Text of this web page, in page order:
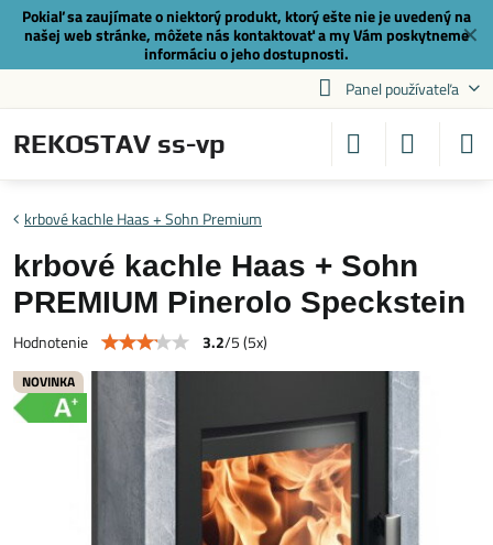
✕
Pokiaľ sa zaujímate o niektorý produkt, ktorý ešte nie je uvedený na
našej web stránke, môžete nás kontaktovaťa my Vám poskytneme
informáciu o jeho dostupnosti.
Panel používateľa
REKOSTAV ss-vp
NOVINKA
krbové kachle Haas + Sohn Premium
krbové kachle Haas + Sohn
PREMIUM Pinerolo Speckstein
Hodnotenie 3.2/5(5x)